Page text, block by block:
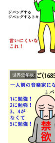
世界史年表